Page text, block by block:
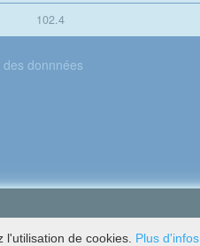
102.4
donnnées
de cookies. Plus d'infos